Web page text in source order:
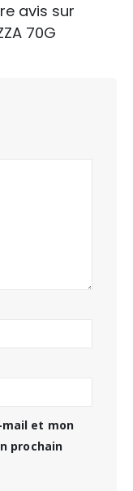
avis sur
70G
et mon
prochain